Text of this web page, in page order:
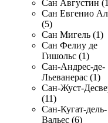
Сан Августин
Сан Евгенио
(5)
Сан Мигель (1)
Сан Фелиу де
Гишольс (1)
Сан-Андрес-де-
Льеванерас (1)
Сан-Жуст-
(11)
Сан-Кугат-дель-
Вальес (6)